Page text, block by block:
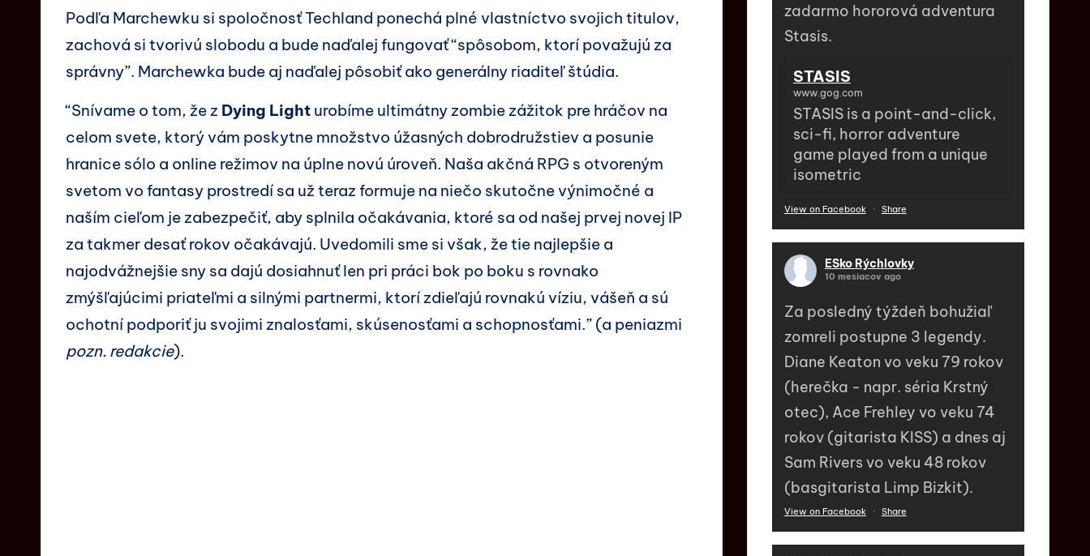
Podľa Marchewku si spoločnosť Techland ponechá plné vlastníctvo svojich titulov,
zachová si tvorivú slobodu a bude naďalej fungovať “spôsobom, ktorí považujú za
správny”. Marchewka bude aj naďalej pôsobiť ako generálny riaditeľ štúdia.
“Snívame o tom, že z Dying Light urobíme ultimátny zombie zážitok pre hráčov na
celom svete, ktorý vám poskytne množstvo úžasných dobrodružstiev a posunie
hranice sólo a online režimov na úplne novú úroveň. Naša akčná RPG s otvoreným
svetom vo fantasy prostredí sa už teraz formuje na niečo skutočne výnimočné a
naším cieľom je zabezpečiť, aby splnila očakávania, ktoré sa od našej prvej novej IP
za takmer desať rokov očakávajú. Uvedomili sme si však, že tie najlepšie a
najodvážnejšie sny sa dajú dosiahnuť len pri práci bok po boku s rovnako
zmýšľajúcimi priateľmi a silnými partnermi, ktorí zdieľajú rovnakú víziu, vášeň a sú
ochotní podporiť ju svojimi znalosťami, skúsenosťami a schopnosťami.” (a peniazmi
pozn. redakcie).
zadarmo hororová adventura
Stasis.
STASIS
www.gog.com
STASIS is a point-and-click,
sci-fi, horror adventure
game played from a unique
isometric
View on Facebook · Share
ESko Rýchlovky
10 mesiacov ago
Za posledný týždeň bohužiaľ
zomreli postupne 3 legendy.
Diane Keaton vo veku 79 rokov
(herečka - napr. séria Krstný
otec), Ace Frehley vo veku 74
rokov (gitarista KISS) a dnes aj
Sam Rivers vo veku 48 rokov
(basgitarista Limp Bizkit).
View on Facebook · Share